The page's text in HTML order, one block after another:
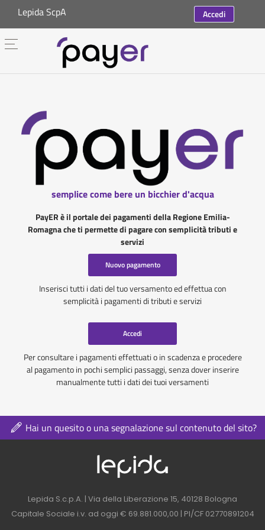
Lepida ScpA Accedi
semplice come bere un bicchier d'acqua
PayER è il portale dei pagamenti della Regione Emilia-
Romagna che ti permette di pagare con semplicità tributi e
servizi
Nuovo pagamento
Inserisci tutti i dati del tuo versamento ed effettua con
semplicità i pagamenti di tributi e servizi
Accedi
Per consultare i pagamenti effettuati o in scadenza e procedere
al pagamento in pochi semplici passaggi, senza dover inserire
manualmente tutti i dati dei tuoi versamenti
Hai un quesito o una segnalazione sul contenuto del sito?
Logo azienda nel
Contatti azienda nel footer
Lepida S.c.p.A. | Via della Liberazione 15, 40128 Bologna
Capitale Sociale i.v. ad oggi € 69.881.000,00 | PI/CF 02770891204